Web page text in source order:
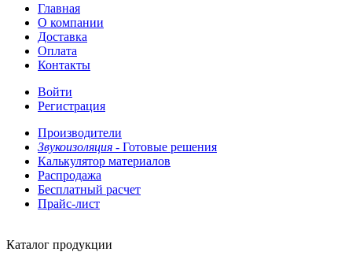
Главная
О компании
Доставка
Оплата
Контакты
Войти
Регистрация
Производители
Звукоизоляция - Готовые решения
Калькулятор материалов
Распродажа
Бесплатный расчет
Прайс-лист
Каталог продукции